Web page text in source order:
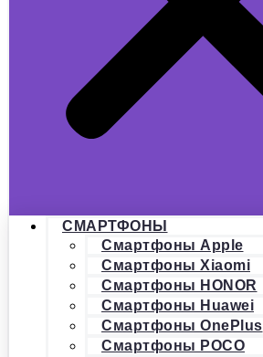
СМАРТФОНЫ
Смартфоны Apple
Смартфоны Xiaomi
Смартфоны HONOR
Смартфоны Huawei
Смартфоны OnePlus
Смартфоны POCO